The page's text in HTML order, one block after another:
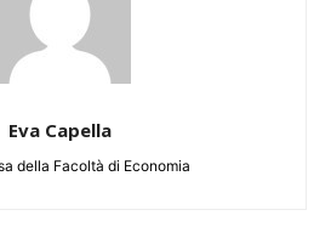
Eva Capella
della Facoltà di Economia